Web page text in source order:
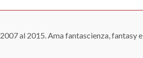
al 2015. Ama fantascienza, fantasy e